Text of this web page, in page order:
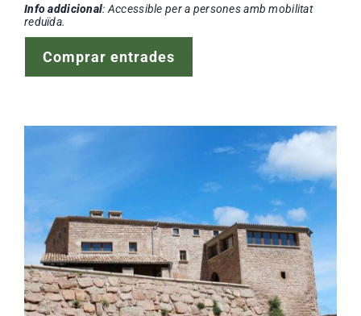
Info addicional: Accessible per a persones amb mobilitat
reduïda.
Comprar entrades